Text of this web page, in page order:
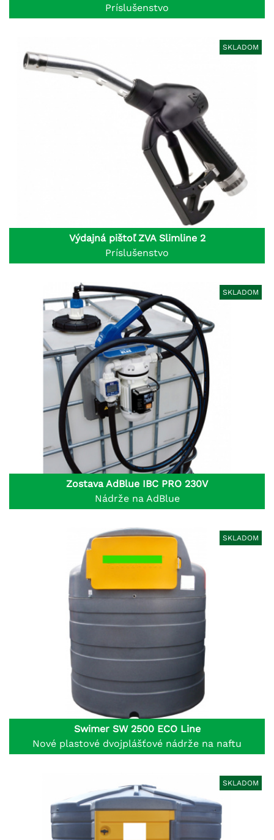
Príslušenstvo
SKLADOM
Výdajná pištoľ ZVA Slimline 2
Príslušenstvo
SKLADOM
Zostava AdBlue IBC PRO 230V
Nádrže na AdBlue
SKLADOM
Swimer SW 2500 ECO Line
Nové plastové dvojplášťové nádrže na naftu
SKLADOM